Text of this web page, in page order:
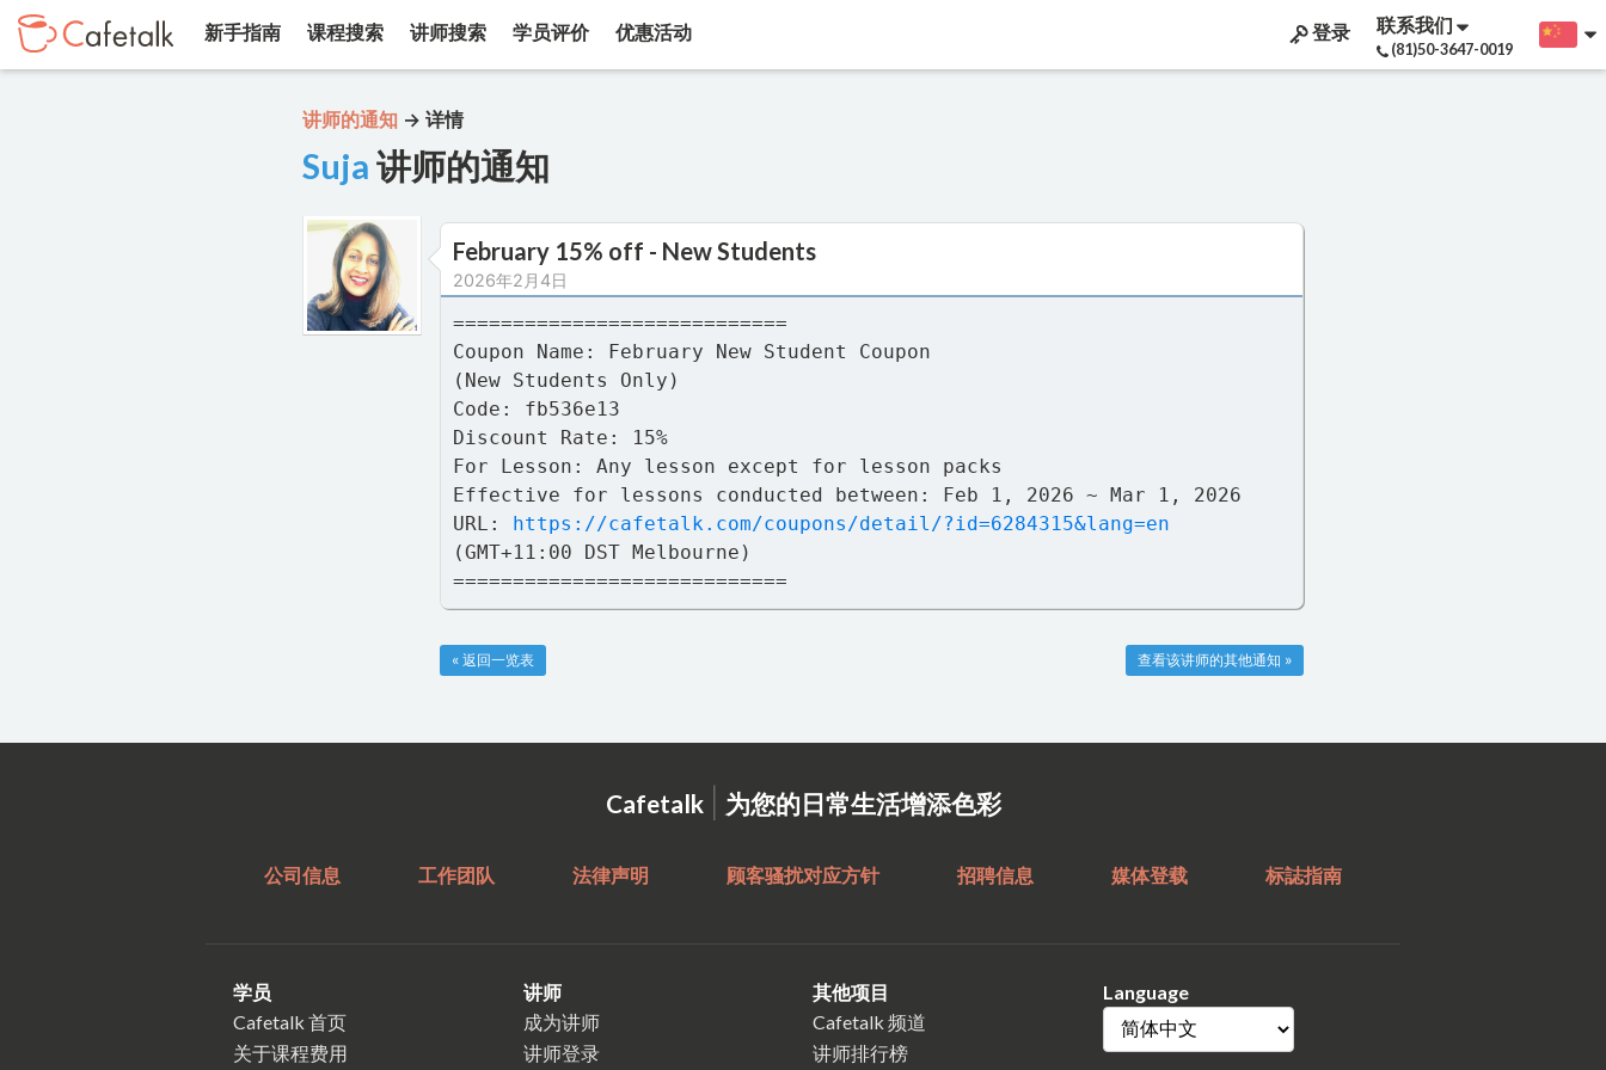
新手指南 课程搜索 讲师搜索 学员评价 优惠活动 登录 联系我们
(81)50-3647-0019
讲师的通知 → 详情
Suja 讲师的通知
February 15% off - New Students
2026年2月4日
============================
Coupon Name: February New Student Coupon
(New Students Only)
Code: fb536e13
Discount Rate: 15%
For Lesson: Any lesson except for lesson packs
Effective for lessons conducted between: Feb 1, 2026 ~ Mar 1, 2026
URL: https://cafetalk.com/coupons/detail/?id=6284315&lang=en
(GMT+11:00 DST Melbourne)
============================
查看该讲师的其他通知 »
« 返回一览表
Cafetalk | 为您的日常生活增添色彩
公司信息 工作团队 法律声明 顾客骚扰对应方针 招聘信息 媒体登载 标誌指南
学员
Cafetalk 首页
关于课程费用
讲师
成为讲师
讲师登录
其他项目
Cafetalk 频道
讲师排行榜
Language